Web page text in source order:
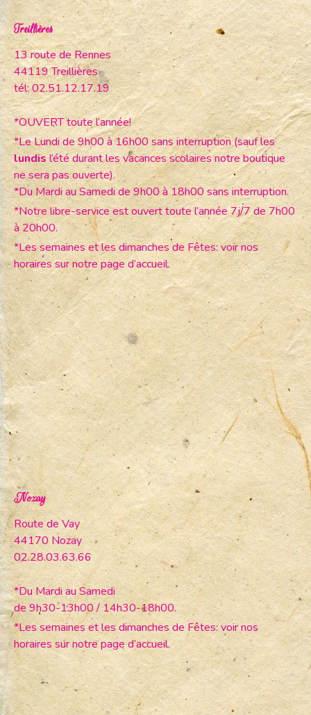
Treillières
13 route de Rennes
44119 Treillières
tél: 02.51.12.17.19
*OUVERT toute l’année!
*Le Lundi de 9h00 à 16h00 sans interruption (sauf les
lundisl’été durant les vacances scolaires notre boutique
ne sera pas ouverte).
*Du Mardi au Samedi de 9h00 à 18h00 sans interruption.
*Notre libre-service est ouvert toute l’année 7j/7 de 7h00
à 20h00.
*Les semaines et les dimanches de Fêtes: voir nos
horaires sur notre page d’accueil.
Nozay
Route de Vay
44170 Nozay
02.28.03.63.66
*Du Mardi au Samedi
de 9h30-13h00 / 14h30-18h00.
*Les semaines et les dimanches de Fêtes: voir nos
horaires sur notre page d’accueil.